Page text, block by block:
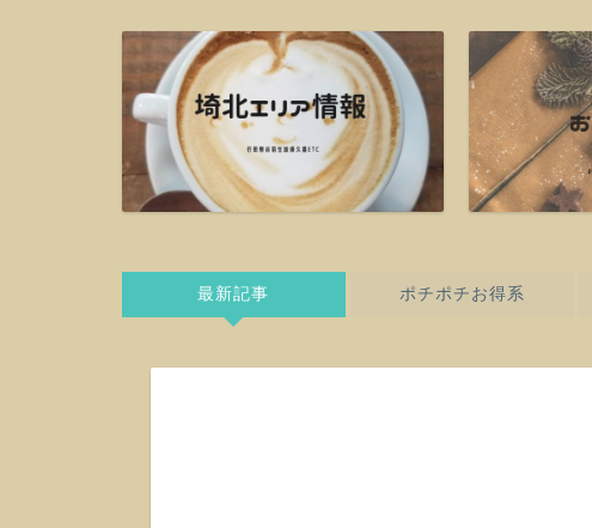
最新記事 ポチポチお得系